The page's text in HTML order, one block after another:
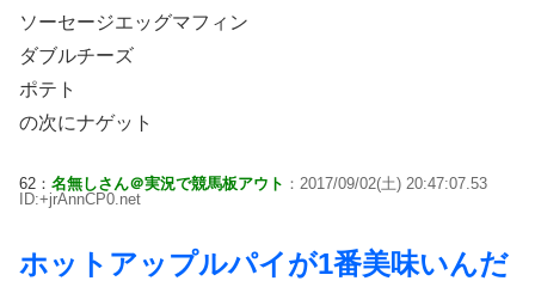
ソーセージエッグマフィン
ダブルチーズ
ポテト
の次にナゲット
62： 名無しさん＠実況で競馬板アウト ：2017/09/02(土) 20:47:07.53
ID:+jrAnnCP0.net
ホットアップルパイが1番美味いんだ